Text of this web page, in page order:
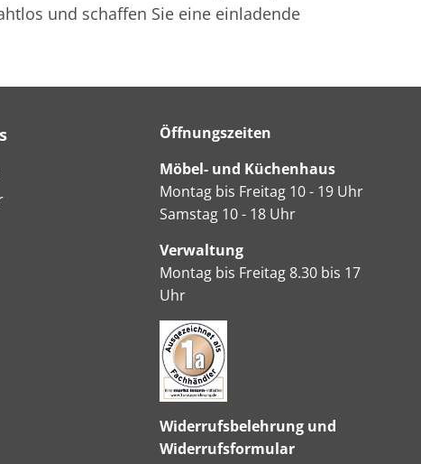
und schaffen Sie eine einladende
Öffnungszeiten
Möbel- und Küchenhaus
Montag bis Freitag 10 - 19 Uhr
Samstag 10 - 18 Uhr
Verwaltung
Montag bis Freitag 8.30 bis 17
Uhr
Widerrufsbelehrung und
Widerrufsformular